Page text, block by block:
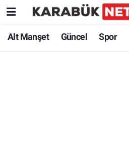
Alt Manşet Güncel Spor